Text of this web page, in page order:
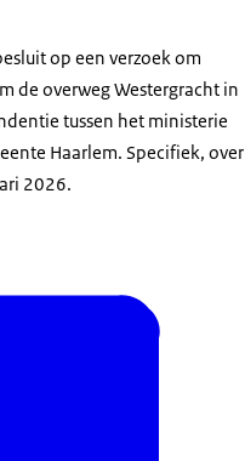
op een verzoek om
de overweg Westergracht in
tussen het ministerie
Haarlem. Specifiek, over
2026.